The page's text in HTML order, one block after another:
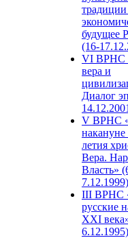
будущее
(16-
VI ВРНС
вера и
Диалог
V ВРНС
накануне
летия
Вера.
Власть»
7.12.1999)
III ВРНС
русские
XXI
6.12.1995)